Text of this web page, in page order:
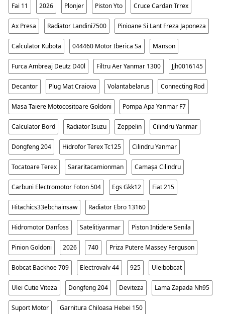
Fai 11 2026 Plonjer Piston Yto Cruce Cardan Trrex
Ax Presa Radiator Landini7500 Pinioane Si Lant Freza Japoneza
Calculator Kubota 044460 Motor Iberica Sa Manson
Furca Ambreaj Deutz D40l Filtru Aer Yanmar 1300 Jjh0016145
Decantor Plug Mat Craiova Volantabelarus Connecting Rod
Masa Taiere Motocositoare Goldoni Pompa Apa Yanmar F7
Calculator Bord Radiator Isuzu Zeppelin Cilindru Yanmar
Dongfeng 204 Hidrofor Terex Tc125 Cilindru Yanmar
Tocatoare Terex Sararitacamionman Camașa Cilindru
Carbuni Electromotor Foton 504 Egs Gkk12 Fiat 215
Hitachics33ebchainsaw Radiator Ebro 13160
Hidromotor Danfoss Satelitiyanmar Piston Intidere Senila
Pinion Goldoni 2026 740 Priza Putere Massey Ferguson
Bobcat Backhoe 709 Electrovalv 44 925 Uleibobcat
Ulei Cutie Viteza Dongfeng 204 Deviteza Lama Zapada Nh95
Suport Motor Garnitura Chiloasa Hebei 150